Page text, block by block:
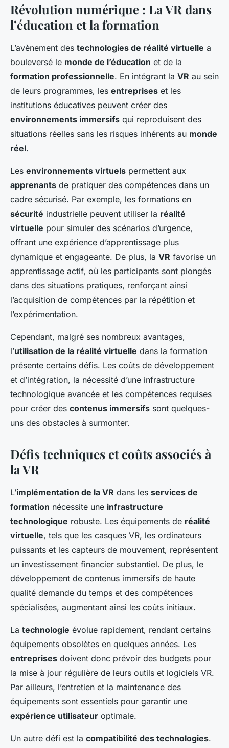
Révolution numérique : La VR dans
l’éducation et la formation
L’avènement des technologies de réalité virtuelle a
bouleversé le monde de l’éducation et de la
formation professionnelle. En intégrant la VR au sein
de leurs programmes, les entreprises et les
institutions éducatives peuvent créer des
environnements immersifs qui reproduisent des
situations réelles sans les risques inhérents au monde
réel.
Les environnements virtuels permettent aux
apprenants de pratiquer des compétences dans un
cadre sécurisé. Par exemple, les formations en
sécurité industrielle peuvent utiliser la réalité
virtuelle pour simuler des scénarios d’urgence,
offrant une expérience d’apprentissage plus
dynamique et engageante. De plus, la VR favorise un
apprentissage actif, où les participants sont plongés
dans des situations pratiques, renforçant ainsi
l’acquisition de compétences par la répétition et
l’expérimentation.
Cependant, malgré ses nombreux avantages,
l’utilisation de la réalité virtuelle dans la formation
présente certains défis. Les coûts de développement
et d’intégration, la nécessité d’une infrastructure
technologique avancée et les compétences requises
pour créer des contenus immersifs sont quelques-
uns des obstacles à surmonter.
Défis techniques et coûts associés à
la VR
L’implémentation de la VR dans les services de
formation nécessite une infrastructure
technologique robuste. Les équipements de réalité
virtuelle, tels que les casques VR, les ordinateurs
puissants et les capteurs de mouvement, représentent
un investissement financier substantiel. De plus, le
développement de contenus immersifs de haute
qualité demande du temps et des compétences
spécialisées, augmentant ainsi les coûts initiaux.
La technologie évolue rapidement, rendant certains
équipements obsolètes en quelques années. Les
entreprises doivent donc prévoir des budgets pour
la mise à jour régulière de leurs outils et logiciels VR.
Par ailleurs, l’entretien et la maintenance des
équipements sont essentiels pour garantir une
expérience utilisateur optimale.
Un autre défi est la compatibilité des technologies.